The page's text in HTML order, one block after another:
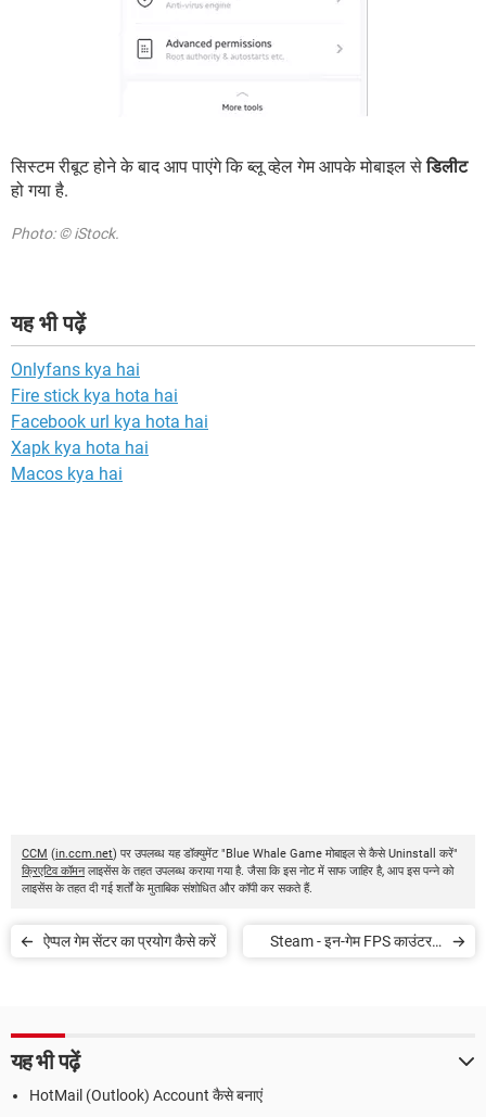
सिस्टम रीबूट होने के बाद आप पाएंगे कि ब्लू व्हेल गेम आपके मोबाइल सेडिलीट
हो गया है.
Photo: © iStock.
यह भी पढ़ें
Onlyfans kya hai
Fire stick kya hota hai
Facebook url kya hota hai
Xapk kya hota hai
Macos kya hai
CCM (in.ccm.net) पर उपलब्ध यह डॉक्युमेंट "Blue Whale Game मोबाइल से कैसे Uninstall करें"
क्रिएटिव कॉमनलाइसेंस के तहत उपलब्ध कराया गया है. जैसा कि इस नोट में साफ जाहिर है, आप इस पन्ने को
लाइसेंस के तहत दी गई शर्तों के मुताबिक संशोधित और कॉपी कर सकते हैं.
ऐप्पल गेम सेंटर का प्रयोग कैसे करें
Steam - इन-गेम FPS काउंटर में
यह भी पढ़ें
HotMail (Outlook) Account कैसे बनाएं